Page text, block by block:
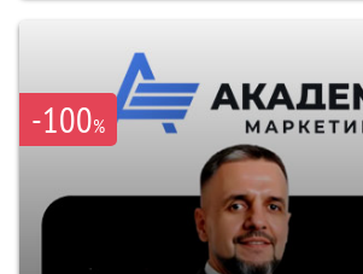
-100%